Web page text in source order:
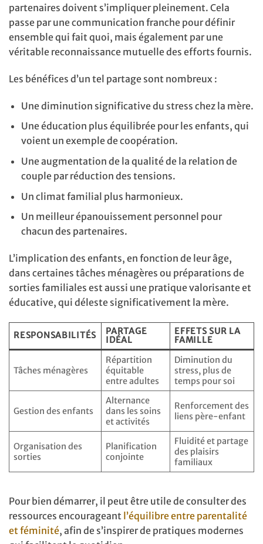
partenaires doivent s’impliquer pleinement. Cela
passe par une communication franche pour définir
ensemble qui fait quoi, mais également par une
véritable reconnaissance mutuelle des efforts fournis.
Les bénéfices d’un tel partage sont nombreux :
Une diminution significative du stress chez la mère.
Une éducation plus équilibrée pour les enfants, qui
voient un exemple de coopération.
Une augmentation de la qualité de la relation de
couple par réduction des tensions.
Un climat familial plus harmonieux.
Un meilleur épanouissement personnel pour
chacun des partenaires.
L’implication des enfants, en fonction de leur âge,
dans certaines tâches ménagères ou préparations de
sorties familiales est aussi une pratique valorisante et
éducative, qui déleste significativement la mère.
RESPONSABILITÉS
PARTAGE
IDÉAL
EFFETS SUR LA
FAMILLE
Tâches ménagères
Répartition
équitable
entre adultes
Diminution du
stress, plus de
temps pour soi
Gestion des enfants
Alternance
dans les soins
et activités
Renforcement des
liens père-enfant
Organisation des
sorties
Planification
conjointe
Fluidité et partage
des plaisirs
familiaux
Pour bien démarrer, il peut être utile de consulter des
ressources encourageant l’équilibre entre parentalité
et féminité, afin de s’inspirer de pratiques modernes